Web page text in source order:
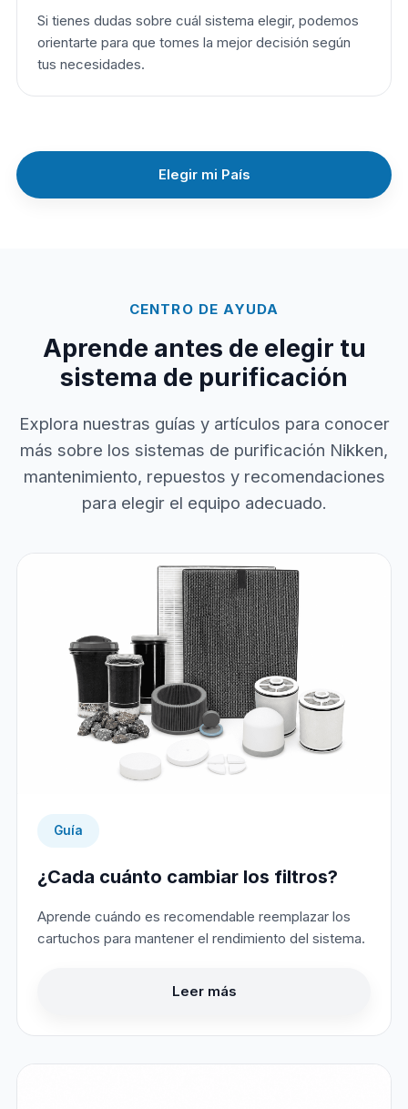
Si tienes dudas sobre cuál sistema elegir, podemos
orientarte para que tomes la mejor decisión según
tus necesidades.
Elegir mi País
CENTRO DE AYUDA
Aprende antes de elegir tu
sistema de purificación
Explora nuestras guías y artículos para conocer
más sobre los sistemas de purificación Nikken,
mantenimiento, repuestos y recomendaciones
para elegir el equipo adecuado.
Guía
¿Cada cuánto cambiar los filtros?
Aprende cuándo es recomendable reemplazar los
cartuchos para mantener el rendimiento del sistema.
Leer más